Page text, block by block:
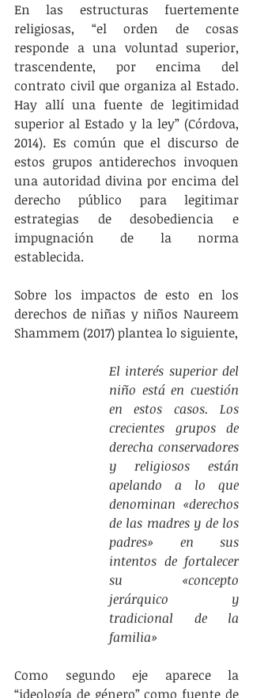
En las estructuras fuertemente
religiosas, “el orden de cosas
responde a una voluntad superior,
trascendente, por encima del
contrato civil que organiza al Estado.
Hay allí una fuente de legitimidad
superior al Estado y la ley” (Córdova,
2014). Es común que el discurso de
estos grupos antiderechos invoquen
una autoridad divina por encima del
derecho público para legitimar
estrategias de desobediencia e
impugnación de la norma
establecida.
Sobre los impactos de esto en los
derechos de niñas y niños Naureem
El interés superior del
niño está en cuestión
en estos casos. Los
crecientes grupos de
derecha conservadores
y religiosos están
apelando a lo que
denominan «derechos
de las madres y de los
padres» en sus
intentos de fortalecer
su «concepto
jerárquico y
tradicional de la
familia»
Como segundo eje aparece la
“ideología de género” como fuente de